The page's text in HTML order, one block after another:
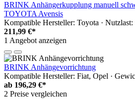
BRINK Anhängerkupplung manuell
TOYOTA Avensis
Kompatible Hersteller: Toyota ·
211,99 €*
1 Angebot anzeigen
BRINK Anhängevorrichtung
Kompatible Hersteller: Fiat, Opel ·
ab 196,29 €*
2 Preise vergleichen